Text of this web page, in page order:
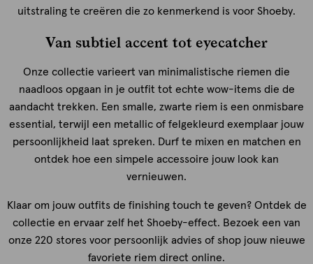
uitstraling te creëren die zo kenmerkend is voor Shoeby.
Van subtiel accent tot eyecatcher
Onze collectie varieert van minimalistische riemen die
naadloos opgaan in je outfit tot echte wow-items die de
aandacht trekken. Een smalle, zwarte riem is een onmisbare
essential, terwijl een metallic of felgekleurd exemplaar jouw
persoonlijkheid laat spreken. Durf te mixen en matchen en
ontdek hoe een simpele accessoire jouw look kan
vernieuwen.
Klaar om jouw outfits de finishing touch te geven? Ontdek de
collectie en ervaar zelf het Shoeby-effect. Bezoek een van
onze 220 stores voor persoonlijk advies of shop jouw nieuwe
favoriete riem direct online.